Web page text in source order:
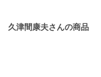
久津間康夫さんの商品